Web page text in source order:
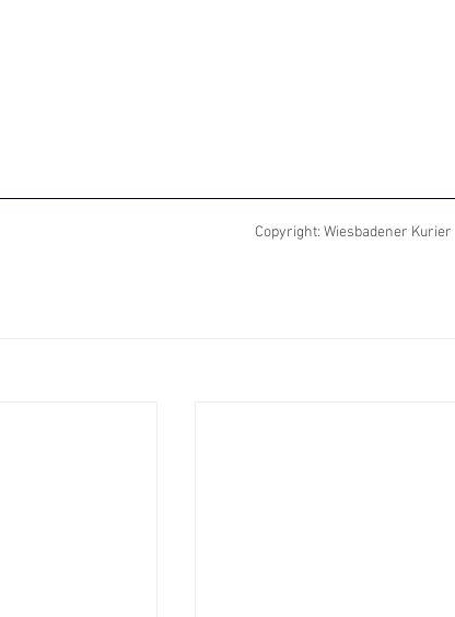
Copyright: Wiesbadener Kurier